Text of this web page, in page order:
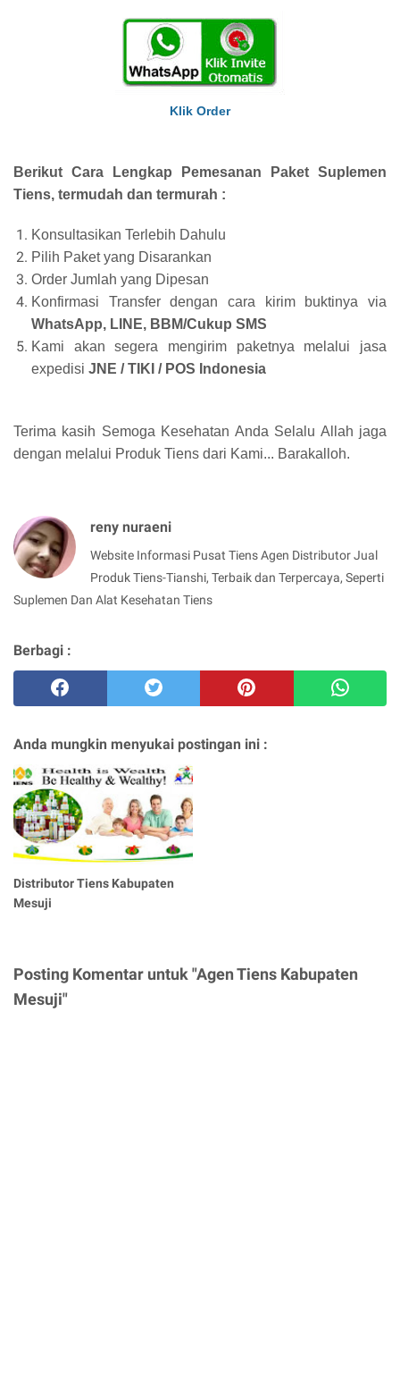
Klik Order
Berikut Cara Lengkap Pemesanan Paket Suplemen
Tiens, termudah dan termurah :
Konsultasikan Terlebih Dahulu
Pilih Paket yang Disarankan
Order Jumlah yang Dipesan
Konfirmasi Transfer dengan cara kirim buktinya via
WhatsApp, LINE, BBM/Cukup SMS
Kami akan segera mengirim paketnya melalui jasa
expedisi JNE / TIKI / POS Indonesia
Terima kasih Semoga Kesehatan Anda Selalu Allah jaga
dengan melalui Produk Tiens dari Kami... Barakalloh.
reny nuraeni
Website Informasi Pusat Tiens Agen Distributor Jual
Produk Tiens-Tianshi, Terbaik dan Terpercaya, Seperti
Suplemen Dan Alat Kesehatan Tiens
Berbagi :
Anda mungkin menyukai postingan ini :
Distributor Tiens Kabupaten
Mesuji
Posting Komentar untuk "Agen Tiens Kabupaten
Mesuji"